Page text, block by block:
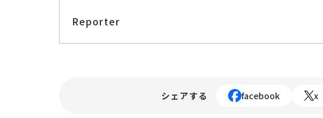
Reporter
シェアする facebook x